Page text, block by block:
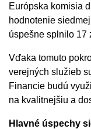
Európska komisia
hodnotenie
úspešne splnilo 17
Vďaka tomuto
verejných služieb
Financie budú
na kvalitnejšiu a
Hlavné úspechy